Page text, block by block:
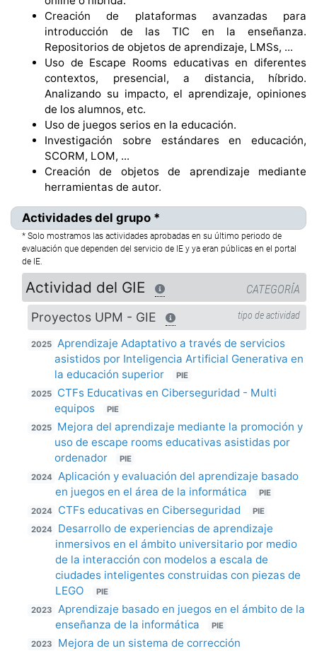
Creación de plataformas avanzadas para
introducción de las TIC en la enseñanza.
Repositorios de objetos de aprendizaje, LMSs, ...
Uso de Escape Rooms educativas en diferentes
contextos, presencial, a distancia, híbrido.
Analizando su impacto, el aprendizaje, opiniones
de los alumnos, etc.
Uso de juegos serios en la educación.
Investigación sobre estándares en educación,
SCORM, LOM, ...
Creación de objetos de aprendizaje mediante
herramientas de autor.
Actividades del grupo *
* Solo mostramos las actividades aprobadas en su último periodo de
evaluación que dependen del servicio de IE y ya eran públicas en el portal
de IE.
Actividad del GIE CATEGORÍA
Proyectos UPM - GIE tipo de actividad
2025
Aprendizaje Adaptativo a través de servicios
asistidos por Inteligencia Artificial Generativa en
la educación superior
PIE
2025
CTFs Educativas en Ciberseguridad - Multi
equipos
PIE
2025
Mejora del aprendizaje mediante la promoción y
uso de escape rooms educativas asistidas por
ordenador
PIE
2024
Aplicación y evaluación del aprendizaje basado
en juegos en el área de la informática
PIE
2024
CTFs educativas en Ciberseguridad
PIE
2024
Desarrollo de experiencias de aprendizaje
inmersivos en el ámbito universitario por medio
de la interacción con modelos a escala de
ciudades inteligentes construidas con piezas de
LEGO
PIE
2023
Aprendizaje basado en juegos en el ámbito de la
enseñanza de la informática
PIE
2023
Mejora de un sistema de corrección